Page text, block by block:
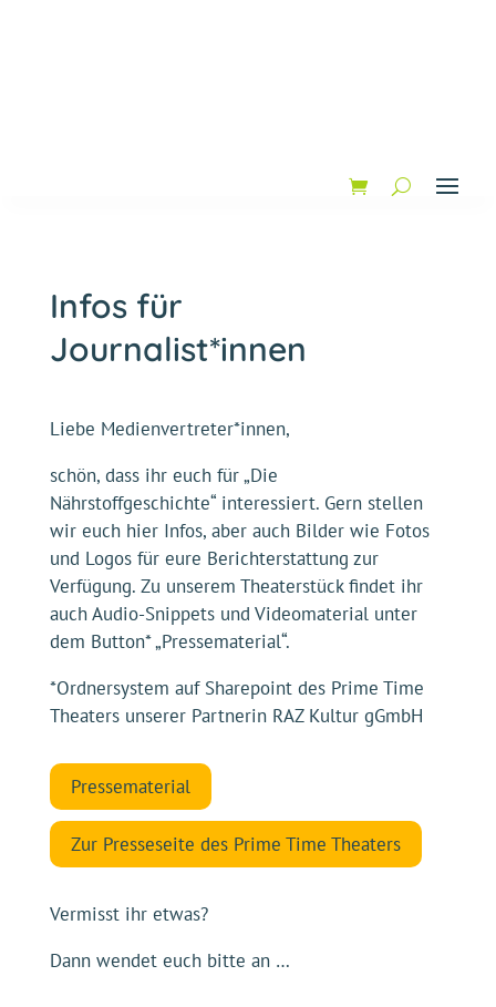
Infos für
Journalist*innen
Liebe Medienvertreter*innen,
schön, dass ihr euch für „Die
Nährstoffgeschichte“ interessiert. Gern stellen
wir euch hier Infos, aber auch Bilder wie Fotos
und Logos für eure Berichterstattung zur
Verfügung. Zu unserem Theaterstück findet ihr
auch Audio-Snippets und Videomaterial unter
dem Button* „Pressematerial“.
*Ordnersystem auf Sharepoint des Prime Time
Theaters unserer Partnerin RAZ Kultur gGmbH
Pressematerial
Zur Presseseite des Prime Time Theaters
Vermisst ihr etwas?
Dann wendet euch bitte an …